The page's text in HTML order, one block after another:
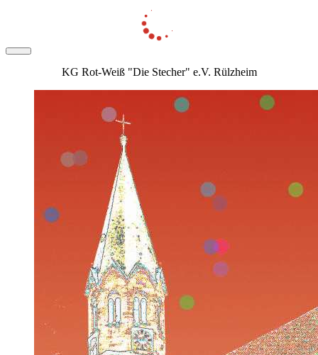
KG Rot-Weiß "Die Stecher" e.V. Rülzheim